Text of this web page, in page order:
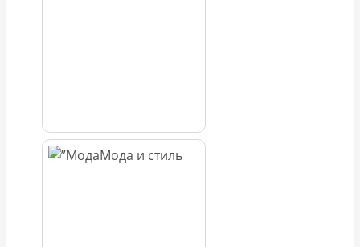
Мода и стиль